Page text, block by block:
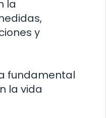
la
y
fundamental
la vida